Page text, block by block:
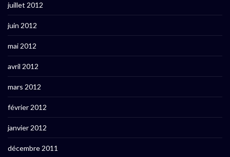
juillet 2012
juin 2012
mai 2012
avril 2012
mars 2012
février 2012
janvier 2012
décembre 2011